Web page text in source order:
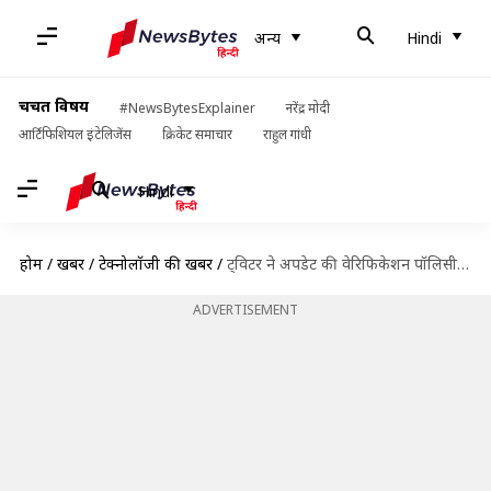
अन्य Hindi
चर्चित विषय #NewsBytesExplainer
नरेंद्र मोदी
आर्टिफिशियल इंटेलिजेंस
क्रिकेट समाचार राहुल गांधी
Hindi
होम / खबरें / टेक्नोलॉजी की खबरें / ट्विटर ने अपडेट की वेरिफिकेशन पॉलिसी, 'ब्लू टिक' मिलने की प्रक्रिया समझना होगा आसान
ADVERTISEMENT